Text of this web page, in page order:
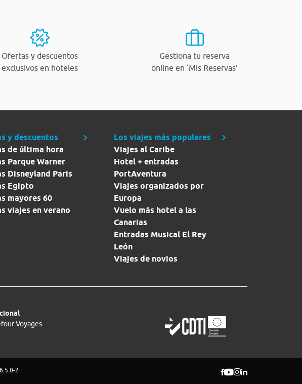
Ofertas y descuentos
exclusivos en hoteles
Gestiona tu reserva
online en ‘Mis Reservas’
y descuentos
de última hora
Parque Warner
Disneyland Paris
Egipto
mayores 60
viajes en verano
Los viajes más populares
Viajes al Caribe
Hotel + entradas
PortAventura
Viajes organizados por
Europa
Vuelo más hotel a las
Canarias
Entradas Musical El Rey
León
Viajes de novios
Voyages
2